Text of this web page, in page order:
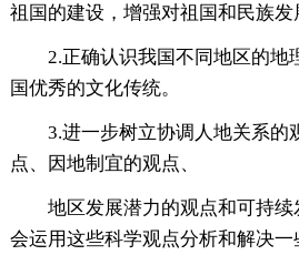
祖国的建设，增强对祖国和民族发
2.正确认识我国不同地区的地
国优秀的文化传统。
3.进一步树立协调人地关系的
点、因地制宜的观点、
地区发展潜力的观点和可持
会运用这些科学观点分析和解决一